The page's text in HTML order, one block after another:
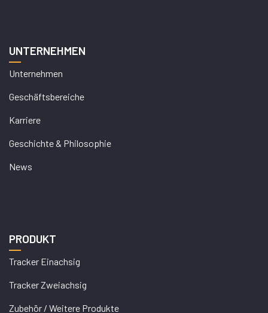
UNTERNEHMEN
Unternehmen
Geschäftsbereiche
Karriere
Geschichte & Philosophie
News
PRODUKT
Tracker Einachsig
Tracker Zweiachsig
Zubehör / Weitere Produkte